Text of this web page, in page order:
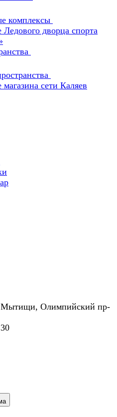
комплексы
дворца спорта
сети Каляев
Мытищи, Олимпийский пр-